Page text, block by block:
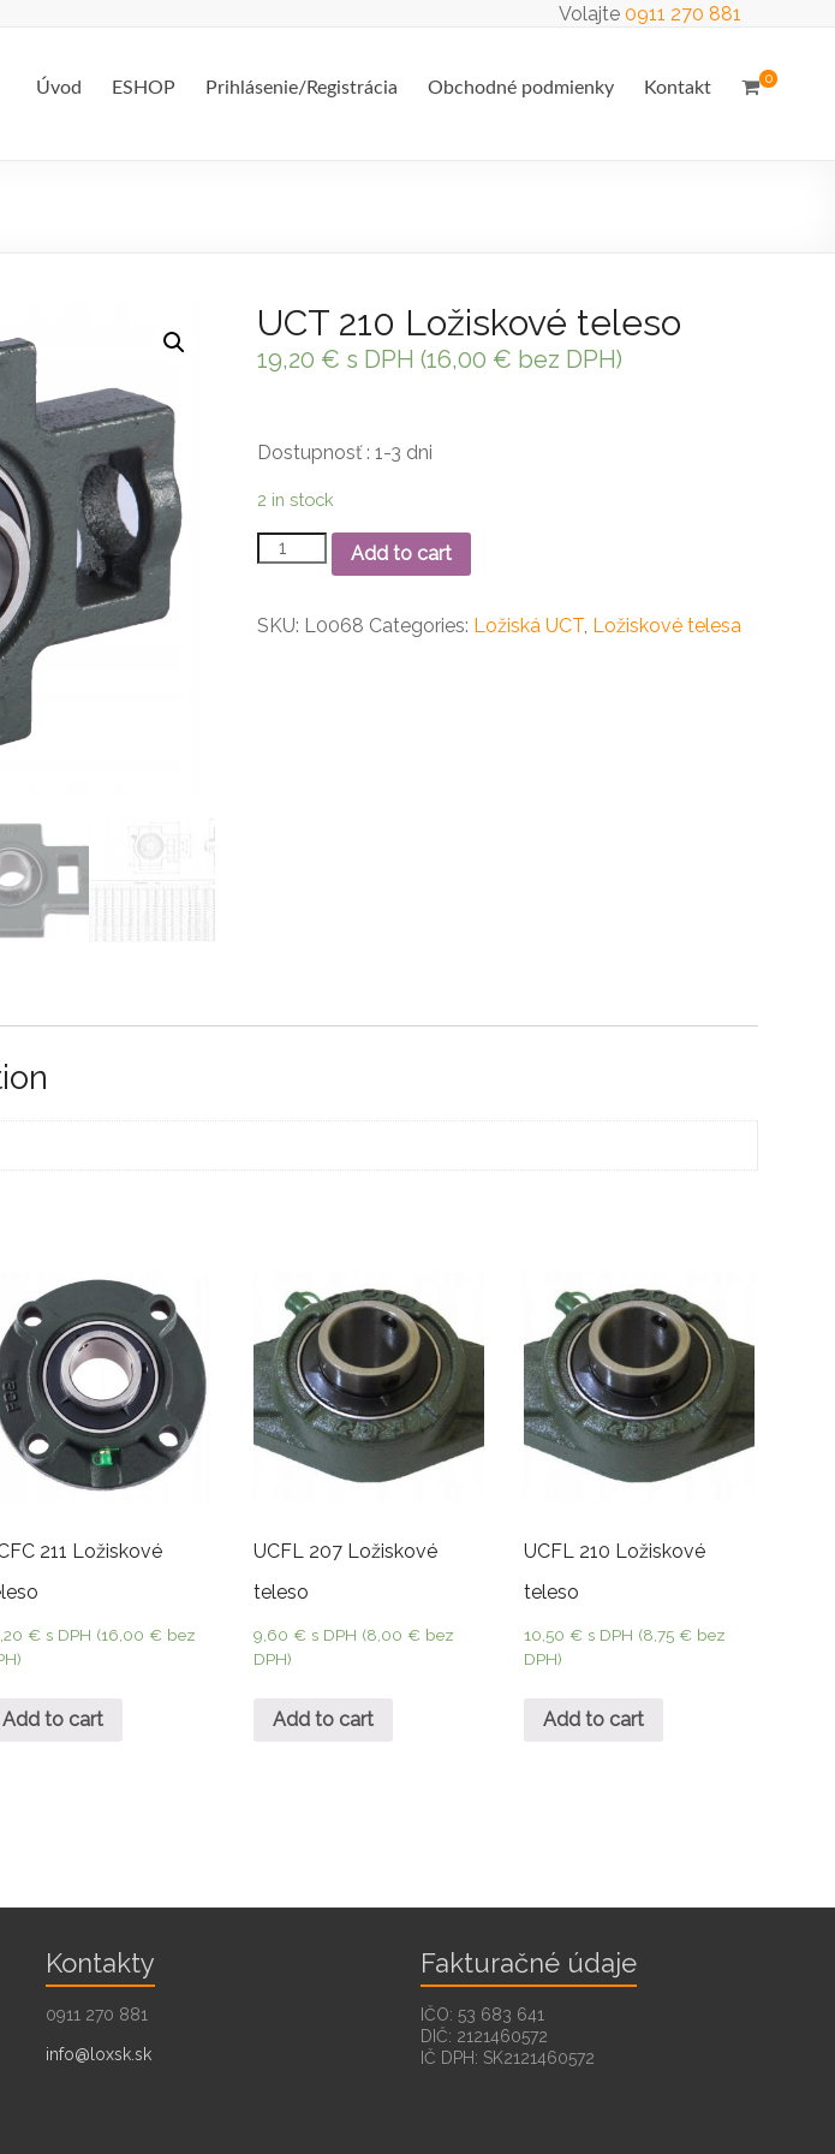
Volajte 0911 270 881
0
Úvod ESHOP Prihlásenie/Registrácia Obchodné podmienky Kontakt
UCT 210 Ložiskové teleso
19,20 € s DPH (16,00 € bez DPH)
Dostupnosť : 1-3 dni
2 in stock
UCT
210
teleso
Add to cart
SKU: L0068 Categories: Ložiská UCT, Ložiskové telesa
211 Ložiskové
€ s DPH (16,00 €bez
Add to cart
UCFL 207 Ložiskové
teleso
9,60 € s DPH (8,00 €bez
DPH)
Add to cart
UCFL 210 Ložiskové
teleso
10,50€ s DPH (8,75€ bez
DPH)
Add to cart
Kontakty
0911 270 881
info@loxsk.sk
Fakturačné údaje
IČO: 53 683 641
DIČ: 2121460572
IČ DPH: SK2121460572